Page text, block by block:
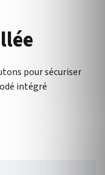
pour sécuriser
intégré